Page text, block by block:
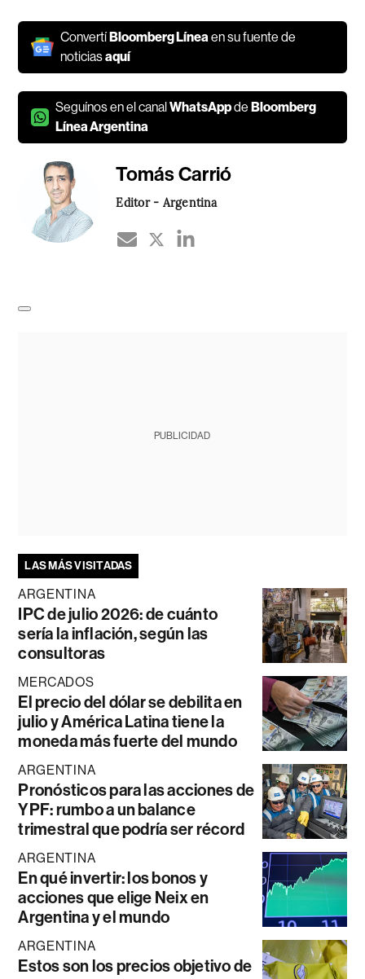
ConvertíBloomberg Línea en su fuente de
noticiasaquí
Seguínos en el canalWhatsAppdeBloomberg
Línea Argentina
Tomás Carrió
Editor - Argentina
PUBLICIDAD
LAS MÁS VISITADAS
ARGENTINA
IPC de julio 2026: de cuánto
sería la inflación, según las
consultoras
MERCADOS
El precio del dólar se debilita en
julio y América Latina tiene la
moneda más fuerte del mundo
ARGENTINA
Pronósticos para las acciones de
YPF: rumbo a un balance
trimestral que podría ser récord
ARGENTINA
En qué invertir: los bonos y
acciones que elige Neix en
Argentina y el mundo
ARGENTINA
Estos son los precios objetivo de